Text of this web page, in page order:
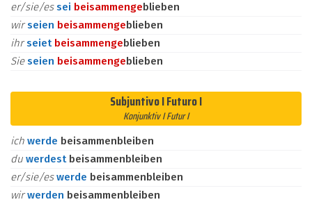
er/sie/essei beisammengeblieben
wirseien beisammengeblieben
ihrseiet beisammengeblieben
Sieseien beisammengeblieben
Subjuntivo I Futuro I
Konjunktiv I Futur I
ich werde beisammenbleiben
du werdest beisammenbleiben
er/sie/eswerde beisammenbleiben
wirwerden beisammenbleiben